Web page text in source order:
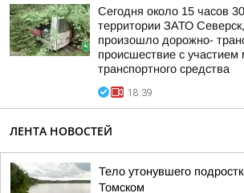
Сегодня около 15 часов
территории ЗАТО
произошло дорожно-
происшествие с участием
транспортного средства
18:39
ЛЕНТА НОВОСТЕЙ
Тело утонувшего
Томском